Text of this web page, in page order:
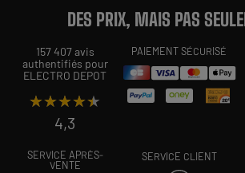
DES PRIX, MAIS PAS
157 407 avis
authentifiés pour
ELECTRO DEPOT
★★★★★
★★★★★
4,3
PAIEMENT SÉCURISÉ
SERVICE APRÈS-
VENTE
SERVICE CLIENT